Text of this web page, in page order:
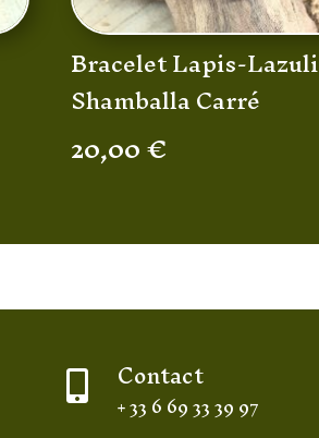
Bracelet Lapis-Lazuli
Shamballa Carré
20,00€
 Contact
+ 33 6 69 33 39 97